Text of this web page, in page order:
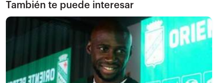
También te puede interesar